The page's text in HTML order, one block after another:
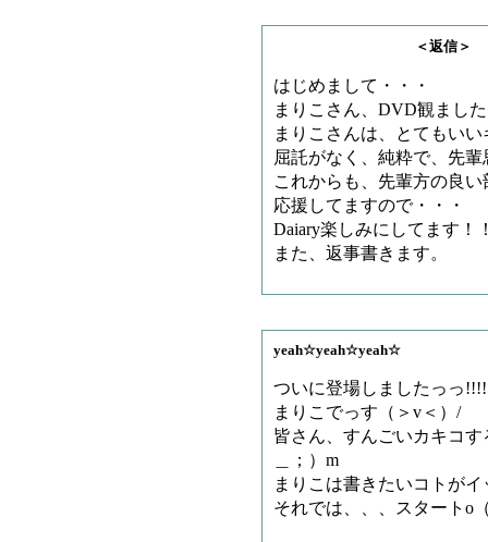
＜返信＞ リスさ
はじめまして・・・
まりこさん、DVD観まし
まりこさんは、とてもい
屈託がなく、純粋で、先
これからも、先輩方の良
応援してますので・・・
Daiary楽しみにしてます！
また、返事書きます。
yeah☆yeah☆yeah☆
ついに登場しましたっっ
まりこでっす（＞v＜）/
皆さん、すんごいカキコ
＿；）m
まりこは書きたいコトが
それでは、、、スタートo